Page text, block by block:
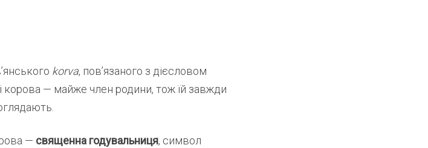
korva, пов’язаного з дієсловом
корова — майже член родини, тож їй завжди
— священна годувальниця, символ